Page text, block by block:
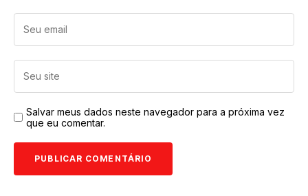
Salvar meus dados neste navegador para a próxima vez
que eu comentar.